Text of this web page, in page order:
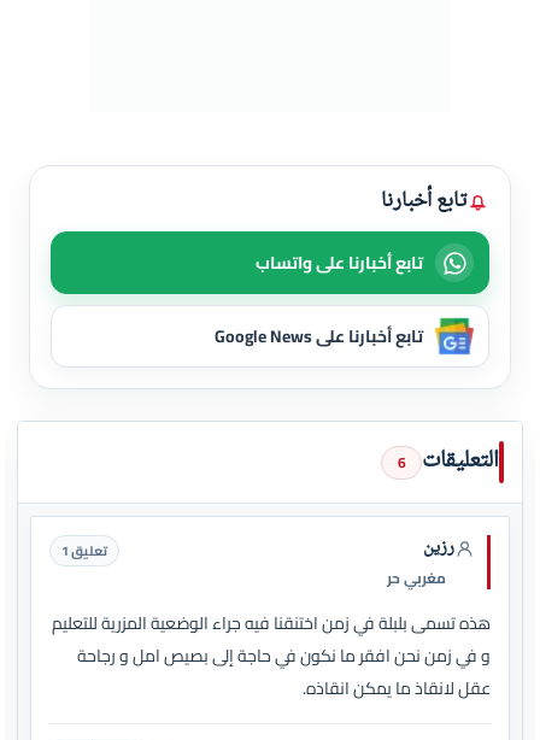
تابع أخبارنا
تابع أخبارنا على واتساب
تابع أخبارنا على Google News
التعليقات 6
رزين
مغربي حر
تعليق 1
هذه تسمى بلبلة في زمن اختنقنا فيه جراء الوضعية المزرية للتعليم
و في زمن نحن افقر ما نكون في حاجة إلى بصيص امل و رجاحة
عقل لانقاذ ما يمكن انقاذه.